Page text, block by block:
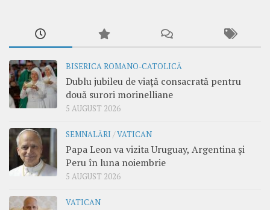
BISERICA ROMANO-CATOLICĂ
Dublu jubileu de viață consacrată pentru
două surori morinelliane
5 AUGUST 2026
SEMNALĂRI /VATICAN
Papa Leon va vizita Uruguay, Argentina și
Peru în luna noiembrie
5 AUGUST 2026
VATICAN